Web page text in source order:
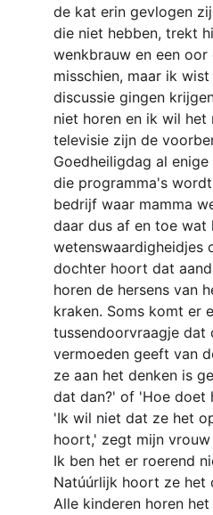
de kat erin gevlogen
die niet hebben, trekt
wenkbrauw en een
misschien, maar ik
discussie gingen
niet horen en ik wil het
televisie zijn de
Goedheiligdag al
die programma's
bedrijf waar mamma
daar dus af en toe wat
wetenswaardigheidjes
dochter hoort dat
horen de hersens van
kraken. Soms komt er
tussendoorvraagje dat
vermoeden geeft van
ze aan het denken is
dat dan?' of 'Hoe doet
'Ik wil niet dat ze het
hoort,' zegt mijn
Ik ben het er roerend
Natúúrlijk hoort ze het
Alle kinderen horen